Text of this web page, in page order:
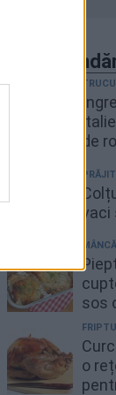
de
sos
o